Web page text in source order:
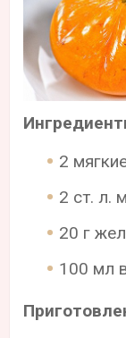
2
2 ст. л.
20 г
100 мл